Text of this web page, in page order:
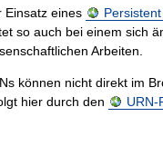
Einsatz eines
so auch bei einem sich
Arbeiten.
können nicht direkt im
hier durch den
URN-